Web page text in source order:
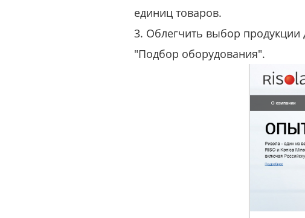
единиц товаров.
3. Облегчить выбор продукции
"Подбор оборудования".